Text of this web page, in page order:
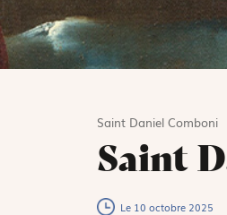
Saint Daniel Comboni
Saint
Le 10 octobre 2025